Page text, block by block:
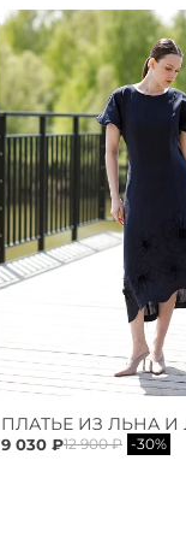
9 030 ₽12 900 ₽ -30%